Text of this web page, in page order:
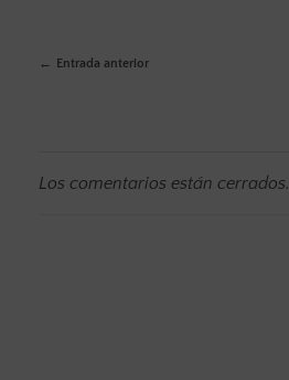
Entrada anterior
Los comentarios están cerrados.